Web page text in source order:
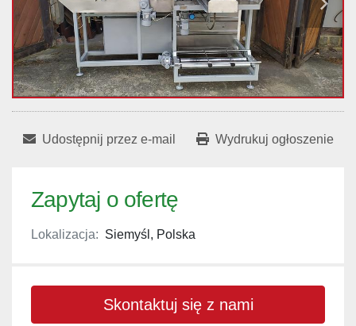
Udostępnij przez e-mail Wydrukuj ogłoszenie
Zapytaj o ofertę
Lokalizacja: Siemyśl, Polska
Skontaktuj się z nami